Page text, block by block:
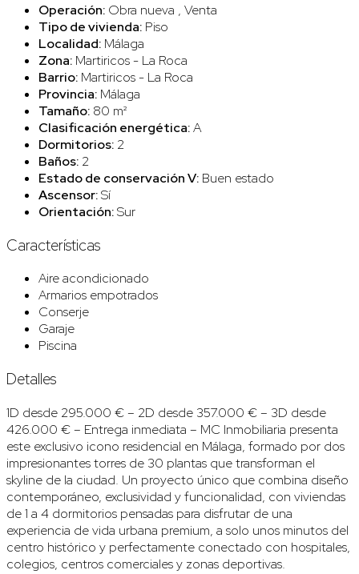
Operación: Obra nueva , Venta
Tipo de vivienda: Piso
Localidad: Málaga
Zona: Martiricos - La Roca
Barrio: Martiricos - La Roca
Provincia: Málaga
Tamaño: 80 m²
Clasificación energética:A
Dormitorios: 2
Baños: 2
Estado de conservación V: Buen estado
Ascensor:Sí
Orientación:Sur
Características
Aire acondicionado
Armarios empotrados
Conserje
Garaje
Piscina
Detalles
1D desde 295.000 € – 2D desde 357.000 € – 3D desde
426.000 € – Entrega inmediata – MC Inmobiliaria presenta
este exclusivo icono residencial en Málaga, formado por dos
impresionantes torres de 30 plantas que transforman el
skyline de la ciudad. Un proyecto único que combina diseño
contemporáneo, exclusividad y funcionalidad, con viviendas
de 1 a 4 dormitorios pensadas para disfrutar de una
experiencia de vida urbana premium, a solo unos minutos del
centro histórico y perfectamente conectado con hospitales,
colegios, centros comerciales y zonas deportivas.